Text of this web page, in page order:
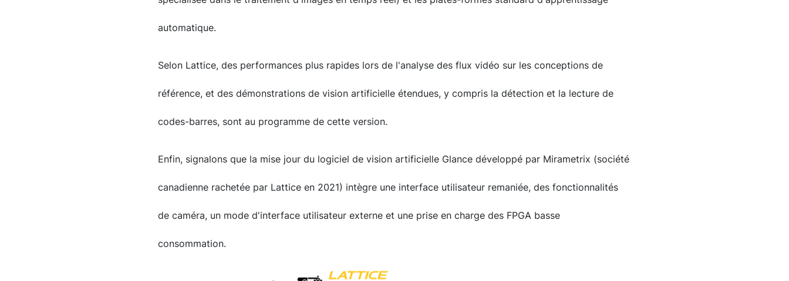
automatique.
Selon Lattice, des performances plus rapides lors de l'analyse des flux vidéo sur les conceptions de
référence, et des démonstrations de vision artificielle étendues, y compris la détection et la lecture de
codes-barres, sont au programme de cette version.
Enfin, signalons que la mise jour du logiciel de vision artificielle Glance développé par Mirametrix (société
canadienne rachetée par Lattice en 2021) intègre une interface utilisateur remaniée, des fonctionnalités
de caméra, un mode d'interface utilisateur externe et une prise en charge des FPGA basse
consommation.